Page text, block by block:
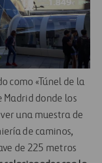
como «Túnel de la
Madrid donde los
una muestra de
de caminos,
de 225 metros